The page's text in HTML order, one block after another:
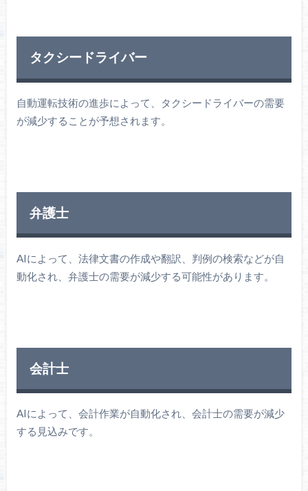
タクシードライバー
自動運転技術の進歩によって、タクシードライバーの需要
が減少することが予想されます。
弁護士
AIによって、法律文書の作成や翻訳、判例の検索などが自
動化され、弁護士の需要が減少する可能性があります。
会計士
AIによって、会計作業が自動化され、会計士の需要が減少
する見込みです。